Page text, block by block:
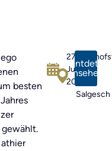
besten
gewählt.
27
Juni,
2026
50 |
Salgesch
Eventdetails
ansehen